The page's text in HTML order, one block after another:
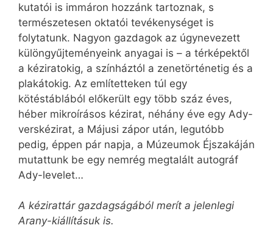
kutatói is immáron hozzánk tartoznak, s
természetesen oktatói tevékenységet is
folytatunk. Nagyon gazdagok az úgynevezett
kü­lön­gyűjteményeink anyagai is – a térképektől
a kéziratokig, a színháztól a zenetörténetig és a
plakátokig. Az említetteken túl egy
kötéstáblából előkerült egy több száz éves,
héber mikroírásos kézirat, néhány éve egy Ady-
verskézirat, a Májusi zápor után, leg­utóbb
pedig, éppen pár napja, a Múzeumok Éjszakáján
mutattunk be egy nemrég megtalált autográf
Ady-levelet…
A kézirattár gazdagságából merít a jelenlegi
Arany-kiállításuk is.